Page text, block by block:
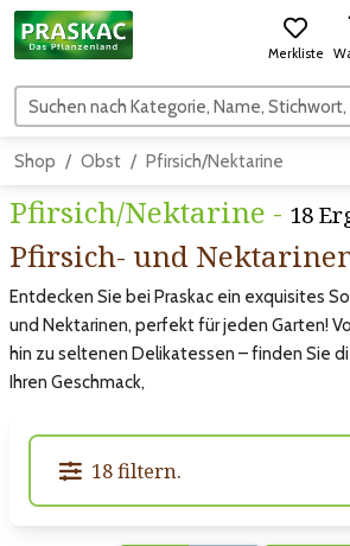
Merkliste
Shop Obst Pfirsich/Nektarine
Pfirsich/Nektarine - 18
Pfirsich- und
Entdecken Sie bei Praskac ein exquisites
und Nektarinen, perfekt für jeden Garten!
hin zu seltenen Delikatessen – finden Sie
Ihren Geschmack,
18 filtern.